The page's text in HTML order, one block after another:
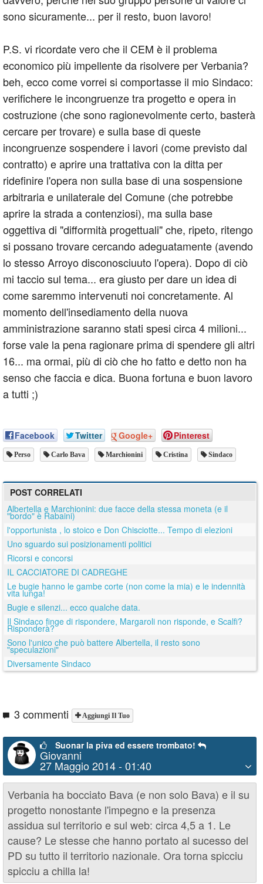
sono sicuramente... per il resto, buon lavoro!
P.S. vi ricordate vero che il CEM è il problema
economico più impellente da risolvere per Verbania?
beh, ecco come vorrei si comportasse il mio Sindaco:
verifichere le incongruenze tra progetto e opera in
costruzione (che sono ragionevolmente certo, basterà
cercare per trovare) e sulla base di queste
incongruenze sospendere i lavori (come previsto dal
contratto) e aprire una trattativa con la ditta per
ridefinire l'opera non sulla base di una sospensione
arbitraria e unilaterale del Comune (che potrebbe
aprire la strada a contenziosi), ma sulla base
oggettiva di "difformità progettuali" che, ripeto, ritengo
si possano trovare cercando adeguatamente (avendo
lo stesso Arroyo disconosciuuto l'opera). Dopo di ciò
mi taccio sul tema... era giusto per dare un idea di
come saremmo intervenuti noi concretamente. Al
momento dell'insediamento della nuova
amministrazione saranno stati spesi circa 4 milioni...
forse vale la pena ragionare prima di spendere gli altri
16... ma ormai, più di ciò che ho fatto e detto non ha
senso che faccia e dica. Buona fortuna e buon lavoro
a tutti ;)
Facebook Twitter Google+ Pinterest
Perso Carlo Bava Marchionini Cristina Sindaco
POST CORRELATI
Albertella e Marchionini: due facce della stessa moneta (e il
"bordo" è Rabaini)
l'opportunista , lo stoico e Don Chisciotte... Tempo di elezioni
Uno sguardo sui posizionamenti politici
Ricorsi e concorsi
IL CACCIATORE DI CADREGHE
Le bugie hanno le gambe corte (non come la mia) e le indennità
vita lunga!
Bugie e silenzi... ecco qualche data.
Il Sindaco finge di rispondere, Margaroli non risponde, e Scalfi?
Risponderà?
Sono l'unico che può battere Albertella, il resto sono
"speculazioni"
Diversamente Sindaco
3 commenti Aggiungi Il Tuo
Suonar la piva ed essere trombato!
Giovanni
27 Maggio 2014 - 01:40
Verbania ha bocciato Bava (e non solo Bava) e il su
progetto nonostante l'impegno e la presenza
assidua sul territorio e sul web: circa 4,5 a 1. Le
cause? Le stesse che hanno portato al sucesso del
PD su tutto il territorio nazionale. Ora torna spicciu
spicciu a chilla la!